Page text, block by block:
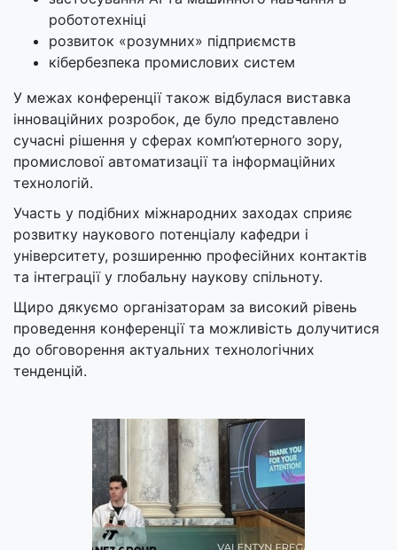
робототехніці
розвиток «розумних» підприємств
кібербезпека промислових систем
У межах конференції також відбулася виставка
інноваційних розробок, де було представлено
сучасні рішення у сферах комп’ютерного зору,
промислової автоматизації та інформаційних
технологій.
Участь у подібних міжнародних заходах сприяє
розвитку наукового потенціалу кафедри і
університету, розширенню професійних контактів
та інтеграції у глобальну наукову спільноту.
Щиро дякуємо організаторам за високий рівень
проведення конференції та можливість долучитися
до обговорення актуальних технологічних
тенденцій.